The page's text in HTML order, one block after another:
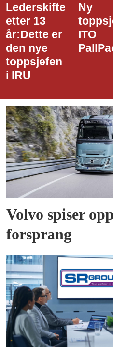
Ny
toppsjef i
ITO
PallPack
Hege
til
Volvo spiser
forsprang